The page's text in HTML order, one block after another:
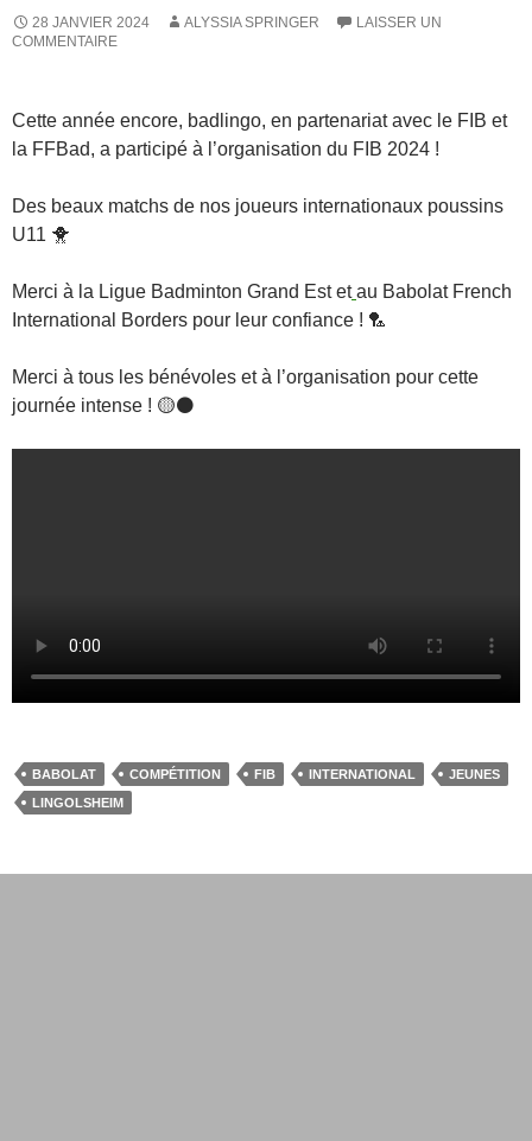
28 JANVIER 2024 ALYSSIA SPRINGER
LAISSER UN
COMMENTAIRE
Cette année encore, badlingo, en partenariat avec le FIB et
la FFBad, a participé à l’organisation du FIB 2024 !
Des beaux matchs de nos joueurs internationaux poussins
U11 🐥
Merci à la Ligue Badminton Grand Est et au Babolat French
International Borders pour leur confiance ! 🏸
Merci à tous les bénévoles et à l’organisation pour cette
journée intense ! 🟡⚫️
BABOLAT COMPÉTITION FIB INTERNATIONAL
JEUNES
LINGOLSHEIM